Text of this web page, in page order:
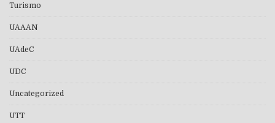
Turismo
UAAAN
UAdeC
UDC
Uncategorized
UTT